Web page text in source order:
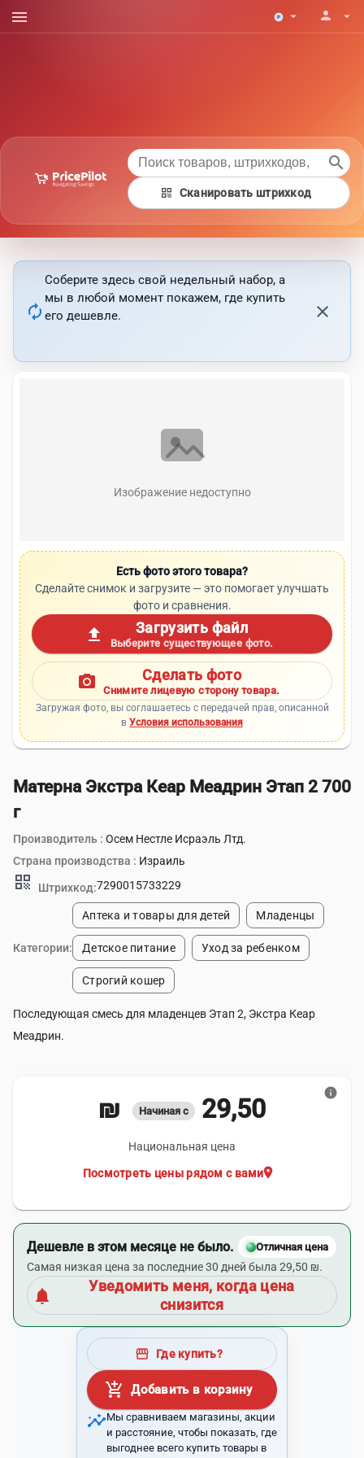
menu arrow_drop_down person arrow_drop_down
search
qr_code Сканировать штрихкод
autorenew
Соберите здесь свой недельный набор, а
мы в любой момент покажем, где купить
его дешевле.
close
Изображение недоступно
Есть фото этого товара?
Сделайте снимок и загрузите — это помогает улучшать
фото и сравнения.
upload Загрузить файл
Выберите существующее фото.
photo_camera Сделать фото
Снимите лицевую сторону товара.
Загружая фото, вы соглашаетесь с передачей прав, описанной
в Условия использования
Матерна Экстра Кеар Меадрин Этап 2 700
г
Производитель : Осем Нестле Исраэль Лтд.
Страна производства : Израиль
qr_code Штрихкод:7290015733229
Категории:
Аптека и товары для детей Младенцы
Детское питание Уход за ребенком
Строгий кошер
Последующая смесь для младенцев Этап 2, Экстра Кеар
Меадрин.
Начиная с 29,50 ₪
Национальная цена
location_on
Посмотреть цены рядом с вами
info
Дешевле в этом месяце не было. Отличная цена
Самая низкая цена за последние 30 дней была 29,50 ₪.
notifications
Уведомить меня, когда цена
снизится
storefront Где купить?
add_shopping_cart Добавить в корзину
insightsМы сравниваем магазины, акции
и расстояние, чтобы показать, где
выгоднее всего купить товары в